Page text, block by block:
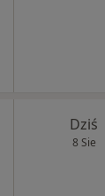
Dziś
8 Sie